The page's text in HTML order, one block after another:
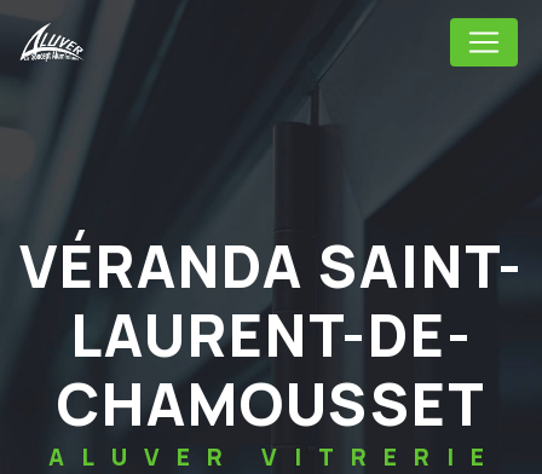
VÉRANDA SAINT-
LAURENT-DE-
CHAMOUSSET
ALUVER VITRERIE
Panneau de gestion des cookies